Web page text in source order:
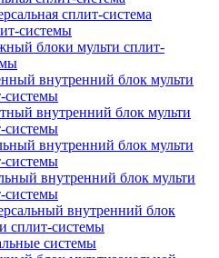
сплит-система
системы
блоки мульти сплит-
внутренний блок мульти
системы
внутренний блок мульти
системы
внутренний блок мульти
системы
внутренний блок мульти
системы
внутренний блок
сплит-системы
системы